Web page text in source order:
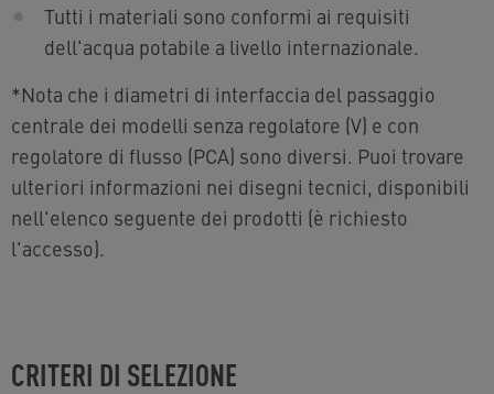
Tutti i materiali sono conformi ai requisiti
dell'acqua potabile a livello internazionale.
*Nota che i diametri di interfaccia del passaggio
centrale dei modelli senza regolatore (V) e con
regolatore di flusso (PCA) sono diversi. Puoi trovare
ulteriori informazioni nei disegni tecnici, disponibili
nell'elenco seguente dei prodotti (è richiesto
l'accesso).
CRITERI DI SELEZIONE